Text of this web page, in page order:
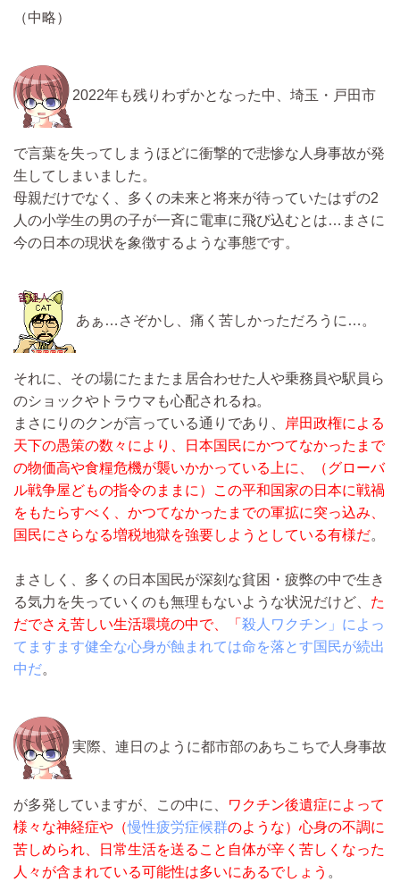
（中略）
2022年も残りわずかとなった中、埼玉・戸田市
で言葉を失ってしまうほどに衝撃的で悲惨な人身事故が発
生してしまいました。
母親だけでなく、多くの未来と将来が待っていたはずの2
人の小学生の男の子が一斉に電車に飛び込むとは…まさに
今の日本の現状を象徴するような事態です。
あぁ…さぞかし、痛く苦しかっただろうに…。
それに、その場にたまたま居合わせた人や乗務員や駅員ら
のショックやトラウマも心配されるね。
まさにりのクンが言っている通りであり、
岸田政権による
天下の愚策の数々により、日本国民にかつてなかったまで
の物価高や食糧危機が襲いかかっている上に、（グローバ
ル戦争屋どもの指令のままに）この平和国家の日本に戦禍
をもたらすべく、かつてなかったまでの軍拡に突っ込み、
国民にさらなる増税地獄を強要しようとしている有様だ。
まさしく、多くの日本国民が深刻な貧困・疲弊の中で生き
る気力を失っていくのも無理もないような状況だけど、 た
だでさえ苦しい生活環境の中で、「 殺人ワクチン」によっ
てますます健全な心身が蝕まれては命を落とす国民が続出
中だ。
実際、連日のように都市部のあちこちで人身事故
が多発していますが、この中に、
ワクチン後遺症によって
様々な神経症や（慢性疲労症候群のような）心身の不調に
苦しめられ、日常生活を送ること自体が辛く苦しくなった
人々が含まれている可能性は多いにあるでしょう 。